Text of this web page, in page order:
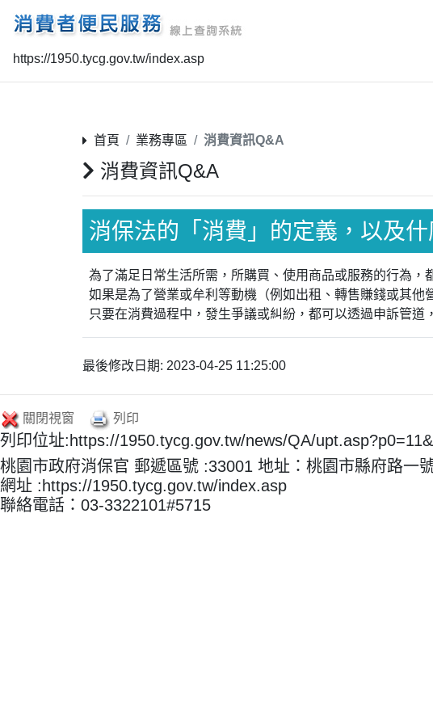
https://1950.tycg.gov.tw/index.asp
首頁 業務專區 消費資訊Q&A
消費資訊Q&A
消保法的「消費」的定義，以及
為了滿足日常生活所需，所購買、使用商品或服務的行為
如果是為了營業或牟利等動機（例如出租、轉售賺錢或其他
只要在消費過程中，發生爭議或糾紛，都可以透過申訴管道
最後修改日期: 2023-04-25 11:25:00
關閉視窗 列印
列印位址:https://1950.tycg.gov.tw/news/QA/
桃園市政府消保官 郵遞區號 :33001 地址：桃園市縣府路一
網址 :https://1950.tycg.gov.tw/index.asp
聯絡電話：03-3322101#5715